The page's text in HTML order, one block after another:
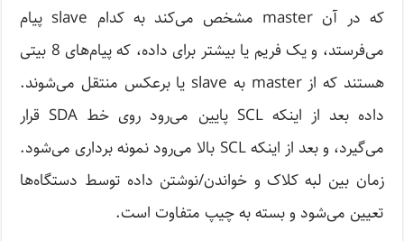
که در آن master مشخص می‌کند به کدام slave پیام
می‌فرستد، و یک فریم یا بیشتر برای داده، که پیام‌های 8 بیتی
هستند که از master به slave یا برعکس منتقل می‌شوند.
داده بعد از اینکه SCL پایین می‌رود روی خط SDA قرار
می‌گیرد، و بعد از اینکه SCL بالا می‌رود نمونه برداری می‌شود.
زمان بین لبه کلاک و خواندن/نوشتن داده توسط دستگاه‌ها
تعیین می‌شود و بسته به چیپ متفاوت است.